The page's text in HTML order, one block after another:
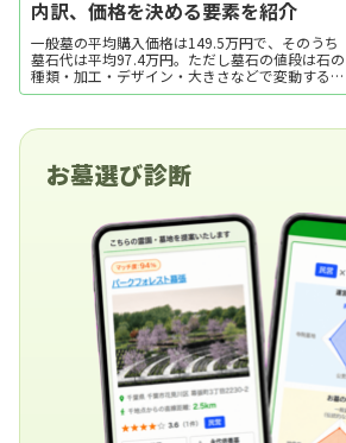
内訳、価格を決める要素を紹介
一般墓の平均購入価格は149.5万円で、そのうち
墓石代は平均97.4万円。ただし墓石の値段は石の
種類・加工・デザイン・大きさなどで変動するた
め、金額を明示しにくいです。ここでは、墓石の
お墓選び診断